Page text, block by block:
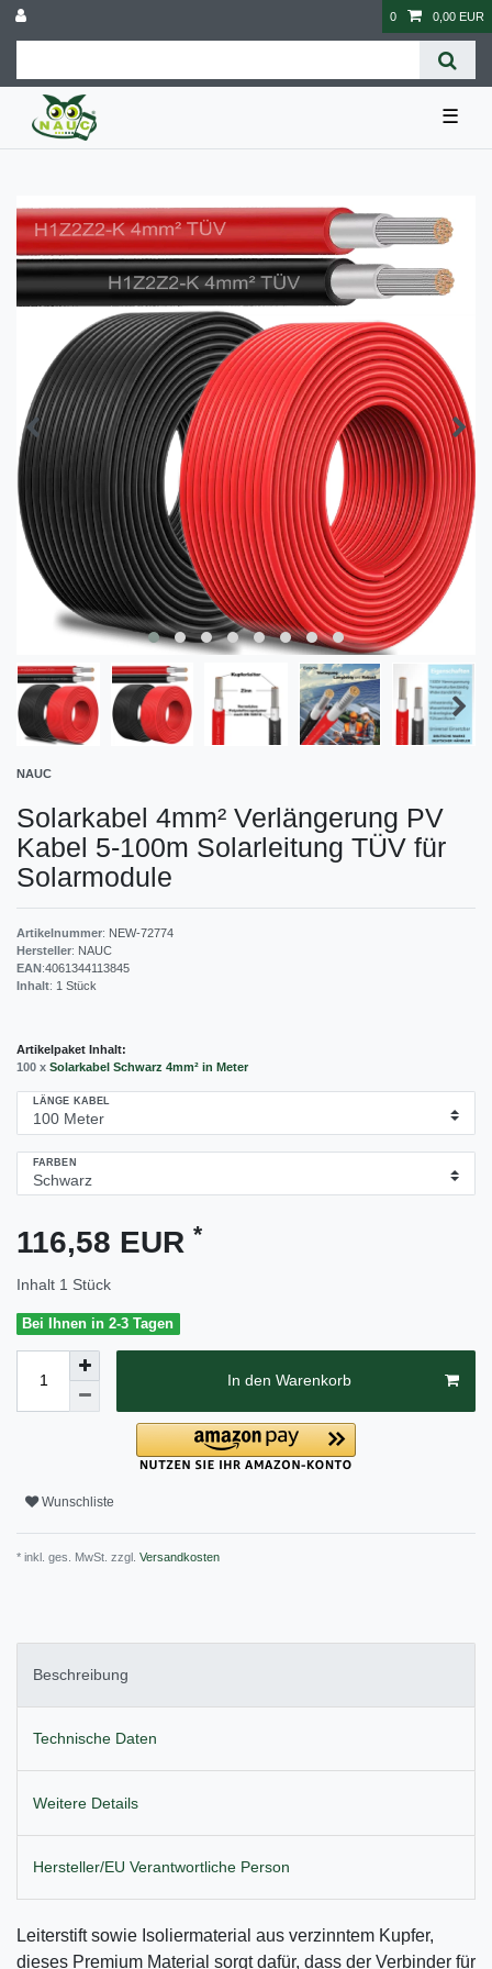
0 0,00 EUR
☰
NAUC
Solarkabel 4mm² Verlängerung PV
Kabel 5-100m Solarleitung TÜV für
Solarmodule
Artikelnummer: NEW-72774
Hersteller: NAUC
EAN:4061344113845
Inhalt: 1 Stück
Artikelpaket Inhalt:
100 x Solarkabel Schwarz 4mm² in Meter
LÄNGE KABEL
FARBEN
116,58 EUR *
Inhalt 1 Stück
Bei Ihnen in 2-3 Tagen
In den Warenkorb
Wunschliste
* inkl. ges. MwSt. zzgl. Versandkosten
Beschreibung
Technische Daten
Weitere Details
Hersteller/EU Verantwortliche Person
Leiterstift sowie Isoliermaterial aus verzinntem Kupfer,
dieses Premium Material sorgt dafür, dass der Verbinder für